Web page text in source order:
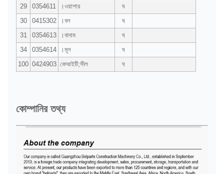
29
0354611 ।ওয়াশার
ঘ
30
0415302 ।বল
ঘ
31
0354613 ।বাদাম
ঘ
34
0354614 ।মূল
ঘ
100 0424903 কেআইটি;সীল ঘ
কোম্পানির তথ্য